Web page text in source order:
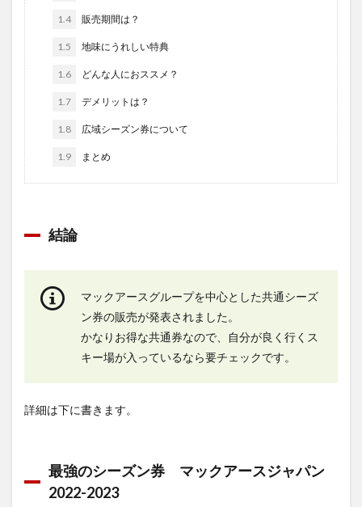
1.4 販売期間は？
1.5 地味にうれしい特典
1.6 どんな人におススメ？
1.7 デメリットは？
1.8 広域シーズン券について
1.9 まとめ
結論
マックアースグループを中心とした共通シーズ
ン券の販売が発表されました。
かなりお得な共通券なので、自分が良く行くス
キー場が入っているなら要チェックです。
詳細は下に書きます。
最強のシーズン券 マックアースジャパン
2022-2023